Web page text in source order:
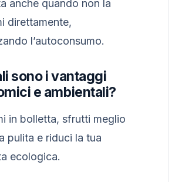
anche quando non la
direttamente,
l’autoconsumo.
sono i vantaggi
e ambientali?
in bolletta, sfrutti meglio
pulita e riduci la tua
ecologica.